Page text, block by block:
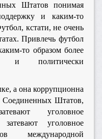
Штатов понимая
и каким-то
кстати, не очень
Привлечь футбол
то образом более
и политически
а она коррупционна
Соединенных Штатов,
уголовное
уголовное
международной